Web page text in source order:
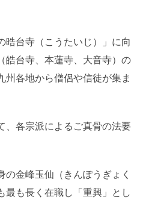
晧台寺（こうたいじ）」に向
皓台寺、本蓮寺、大音寺）の
州各地から僧侶や信徒が集ま
、各宗派によるご真骨の法要
の金峰玉仙（きんぽうぎょく
最も長く在職し「重興」とし